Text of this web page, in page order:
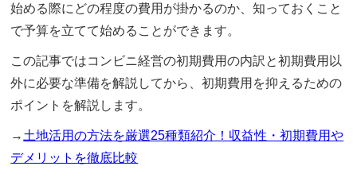
始める際にどの程度の費用が掛かるのか、知っておくこと
で予算を立てて始めることができます。
この記事ではコンビニ経営の初期費用の内訳と初期費用以
外に必要な準備を解説してから、初期費用を抑えるための
ポイントを解説します。
→ 土地活用の方法を厳選25種類紹介！収益性・初期費用や
デメリットを徹底比較